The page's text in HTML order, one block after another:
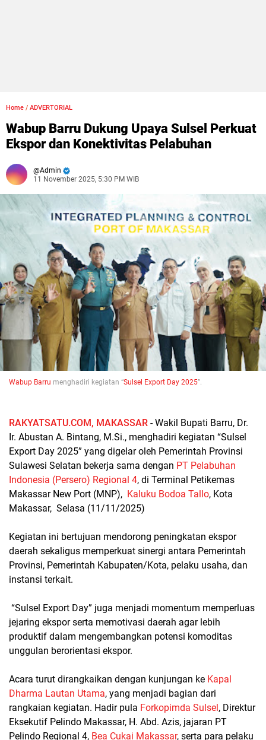
Home / ADVERTORIAL
Wabup Barru Dukung Upaya Sulsel Perkuat
Ekspor dan Konektivitas Pelabuhan
Admin
11 November 2025, 5:30 PM WIB
Wabup Barru menghadiri kegiatan “Sulsel Export Day 2025”.
RAKYATSATU.COM, MAKASSAR - Wakil Bupati Barru, Dr.
Ir. Abustan A. Bintang, M.Si., menghadiri kegiatan “Sulsel
Export Day 2025” yang digelar oleh Pemerintah Provinsi
Sulawesi Selatan bekerja sama dengan PT Pelabuhan
Indonesia (Persero) Regional 4, di Terminal Petikemas
Makassar New Port (MNP), Kaluku Bodoa Tallo, Kota
Makassar, Selasa (11/11/2025)
Kegiatan ini bertujuan mendorong peningkatan ekspor
daerah sekaligus memperkuat sinergi antara Pemerintah
Provinsi, Pemerintah Kabupaten/Kota, pelaku usaha, dan
instansi terkait.
“Sulsel Export Day” juga menjadi momentum memperluas
jejaring ekspor serta memotivasi daerah agar lebih
produktif dalam mengembangkan potensi komoditas
unggulan berorientasi ekspor.
Acara turut dirangkaikan dengan kunjungan ke Kapal
Dharma Lautan Utama, yang menjadi bagian dari
rangkaian kegiatan. Hadir pula Forkopimda Sulsel, Direktur
Eksekutif Pelindo Makassar, H. Abd. Azis, jajaran PT
Pelindo Regional 4, Bea Cukai Makassar, serta para pelaku